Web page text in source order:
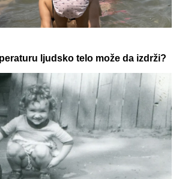
ljudsko telo može da izdrži?